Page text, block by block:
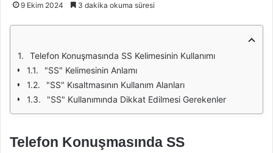
9 Ekim 2024 3 dakika okuma süresi
Telefon Konuşmasında SS Kelimesinin Kullanımı
"SS" Kelimesinin Anlamı
"SS" Kısaltmasının Kullanım Alanları
"SS" Kullanımında Dikkat Edilmesi Gerekenler
Telefon Konuşmasında SS